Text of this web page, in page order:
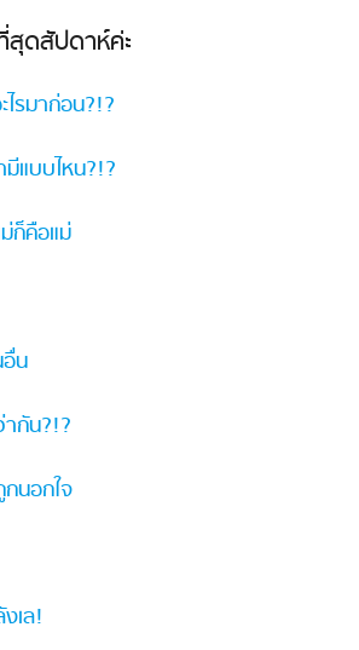
สุดสัปดาห์ค่ะ
รมาก่อน?!?
แบบไหน?!?
ก็คือแม่
น
ากัน?!?
นอกใจ
เล!